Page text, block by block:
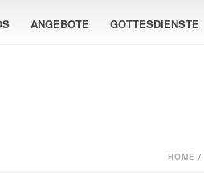
ANGEBOTE GOTTESDIENSTE
HOME /